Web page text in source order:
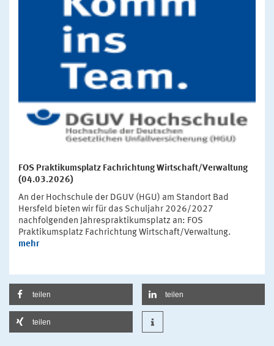
FOS Praktikumsplatz Fachrichtung Wirtschaft/Verwaltung
(04.03.2026)
An der Hochschule der DGUV (HGU) am Standort Bad
Hersfeld bieten wir für das Schuljahr 2026/2027
nachfolgenden Jahrespraktikumsplatz an: FOS
Praktikumsplatz Fachrichtung Wirtschaft/Verwaltung.
mehr
teilen teilen
teilen